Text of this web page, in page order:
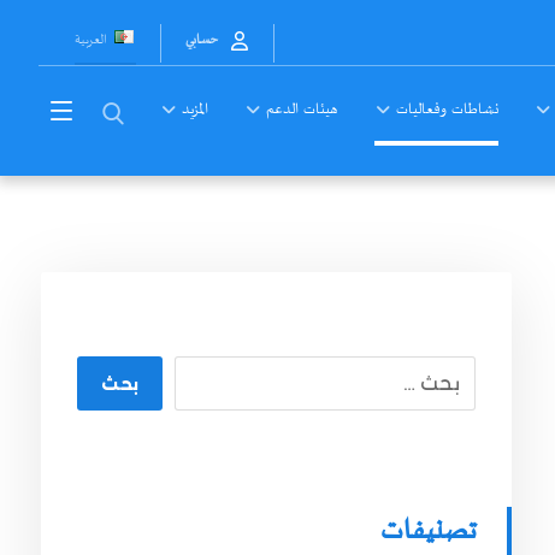
العربية حسابي
نشاطات وفعاليات هيئات الدعم المزيد
بحث
تصنيفات